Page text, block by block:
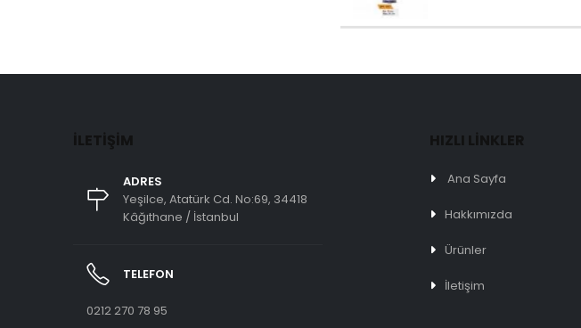
İLETIŞIM
ADRES
Yeşilce, Atatürk Cd. No:69, 34418
Kâğıthane / İstanbul
TELEFON
0212 270 78 95
HIZLI LİNKLER
Ana Sayfa
Hakkımızda
Ürünler
İletişim